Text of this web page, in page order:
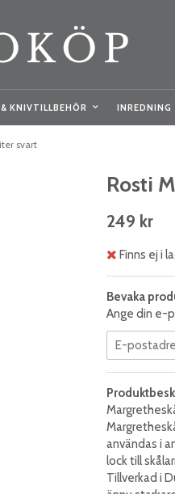
KNIVTILLBEHÖR INREDNING
svart
Rosti
249 kr
Finns ej i
Bevaka
Ange din e-
användas i
lock till
Tillverkad i